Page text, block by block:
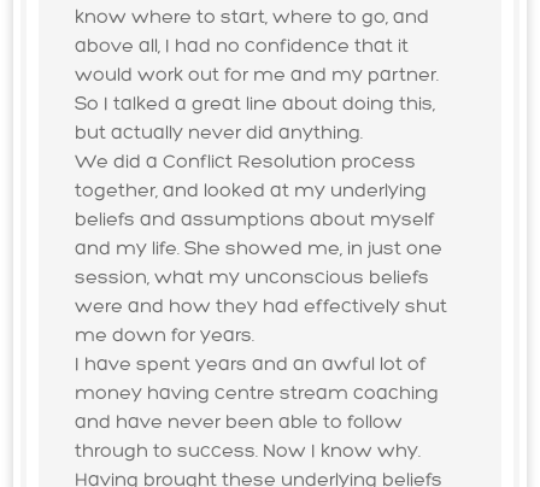
know where to start, where to go, and
above all, I had no confidence that it
would work out for me and my partner.
So I talked a great line about doing this,
but actually never did anything.
We did a Conflict Resolution process
together, and looked at my underlying
beliefs and assumptions about myself
and my life. She showed me, in just one
session, what my unconscious beliefs
were and how they had effectively shut
me down for years.
I have spent years and an awful lot of
money having centre stream coaching
and have never been able to follow
through to success. Now I know why.
Having brought these underlying beliefs